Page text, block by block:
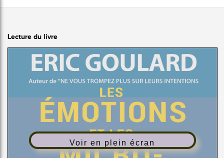
Lecture du livre
Voir en plein écran